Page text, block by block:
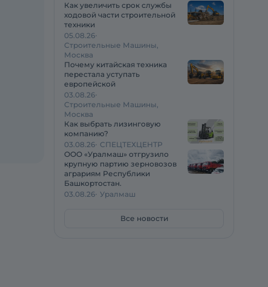
Как увеличить срок службы
ходовой части строительной
техники
05.08.26
Строительные Машины,
Москва
Почему китайская техника
перестала уступать
европейской
03.08.26
Строительные Машины,
Москва
Как выбрать лизинговую
компанию?
03.08.26 СПЕЦТЕХЦЕНТР
ООО «Уралмаш» отгрузило
крупную партию зерновозов
аграриям Республики
Башкортостан.
03.08.26 Уралмаш
Все новости